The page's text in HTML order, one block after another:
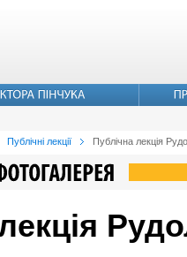
Публічні лекції Публічна лекція